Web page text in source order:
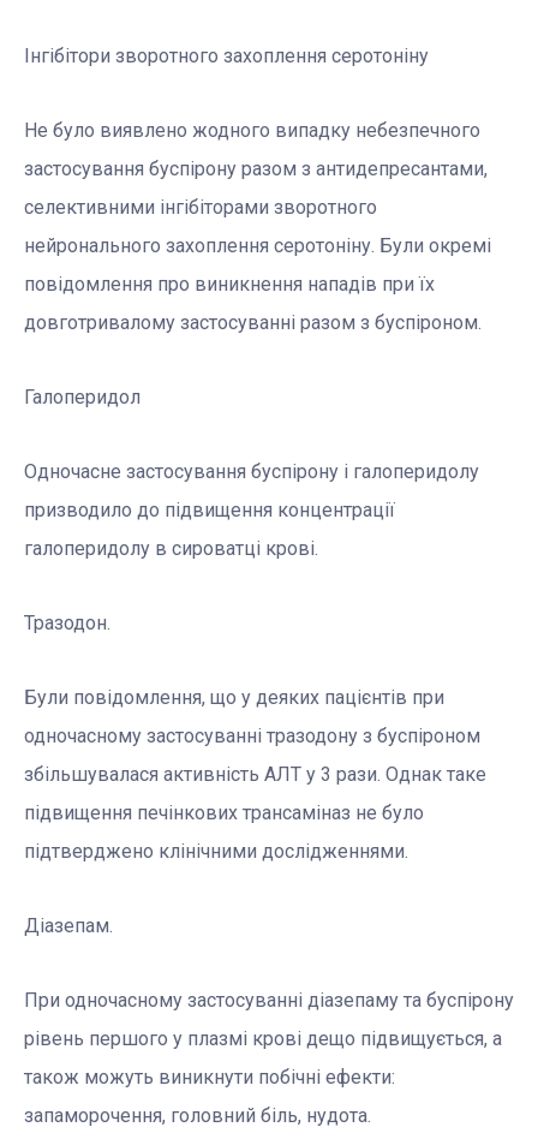
Інгібітори зворотного захоплення серотоніну
Не було виявлено жодного випадку небезпечного
застосування буспірону разом з антидепресантами,
селективними інгібіторами зворотного
нейронального захоплення серотоніну. Були окремі
повідомлення про виникнення нападів при їх
довготривалому застосуванні разом з буспіроном.
Галоперидол
Одночасне застосування буспірону і галоперидолу
призводило до підвищення концентрації
галоперидолу в сироватці крові.
Тразодон.
Були повідомлення, що у деяких пацієнтів при
одночасному застосуванні тразодону з буспіроном
збільшувалася активність АЛТ у 3 рази. Однак таке
підвищення печінкових трансаміназ не було
підтверджено клінічними дослідженнями.
Діазепам.
При одночасному застосуванні діазепаму та буспірону
рівень першого у плазмі крові дещо підвищується, а
також можуть виникнути побічні ефекти:
запаморочення, головний біль, нудота.